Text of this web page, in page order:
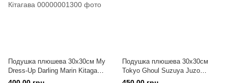
Подушка плюшева 30х30см My
Dress-Up Darling Marin Kitagawa
Ця порцелянова лялечка Марін
Подушка плюшева 30х30см
Tokyo Ghoul Suzuya Juzo
Токійський гуль, Сузуя Джузо